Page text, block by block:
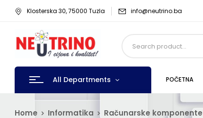
Klosterska 30, 75000 Tuzla info@neutrino.ba
All Departments POČETNA
Home Informatika Računarske komponente